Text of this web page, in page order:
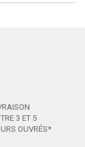
3 ET 5
OUVRÉS*